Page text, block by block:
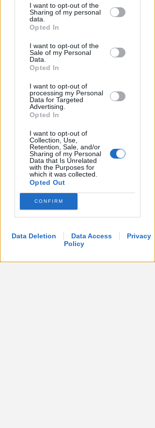
by third parties on the IAB’s list of
downstream participants.
by us to third parties on the IAB’s List of
Downstream Participants that may
further disclose it to other third parties.
I want to opt-out of the
Sharing of my personal
data.
Opted In
I want to opt-out of the
Sale of my Personal
Data.
Opted In
I want to opt-out of
processing my Personal
Data for Targeted
Advertising.
Opted In
I want to opt-out of
Collection, Use,
Retention, Sale, and/or
Sharing of my Personal
Data that Is Unrelated
with the Purposes for
which it was collected.
Opted Out
CONFIRM
Data Deletion Data Access
Privacy
Policy
102 MILIONI PER 22 INTERVENTI
Maxi-investimento della
progetti nel riminese
Redazione